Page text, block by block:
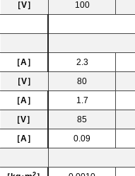
［V］ 100
［A］ 2.3
［V］ 80
［A］ 1.7
［V］ 85
［A］ 0.09
2